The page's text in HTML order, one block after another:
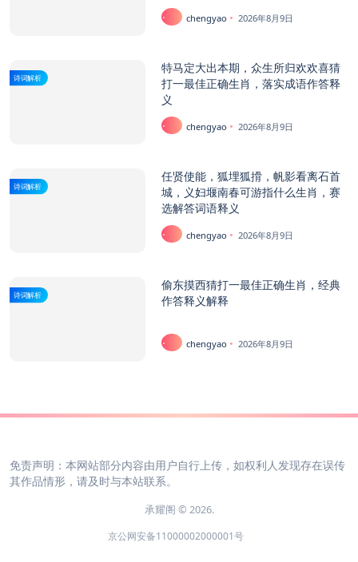
chengyao 2026年8月9日
诗词解析
特马定大出本期，众生所归欢欢喜猜
打一最佳正确生肖，落实成语作答释
义
chengyao 2026年8月9日
诗词解析
任贤使能，狐埋狐搰，帆影看离石首
城，义妇堰南春可游指什么生肖，赛
选解答词语释义
chengyao 2026年8月9日
诗词解析
偷东摸西猜打一最佳正确生肖，经典
作答释义解释
chengyao 2026年8月9日
免责声明：本网站部分内容由用户自行上传，如权利人发现存在误传
其作品情形，请及时与本站联系。
承耀阁 © 2026.
京公网安备11000002000001号